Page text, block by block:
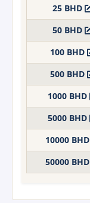
25 BHD
50 BHD
100 BHD
500 BHD
1000 BHD
5000 BHD
10000 BHD
50000 BHD